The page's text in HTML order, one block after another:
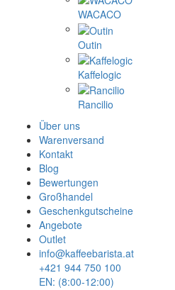
WACACO
Outin
Kaffelogic
Rancilio
Über uns
Warenversand
Kontakt
Blog
Bewertungen
Großhandel
Geschenkgutscheine
Angebote
Outlet
info@kaffeebarista.at
+421 944 750 100
EN: (8:00-12:00)